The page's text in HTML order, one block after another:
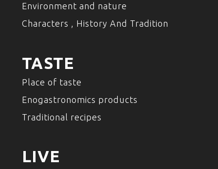
Environment and nature
Characters , History And Tradition
TASTE
Place of taste
Enogastronomics products
Traditional recipes
LIVE